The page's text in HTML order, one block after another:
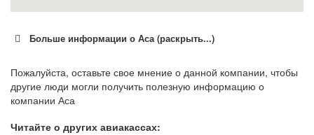
Больше информации о Аса (раскрыть...)
Пожалуйста, оставьте свое мнение о данной компании, чтобы
другие люди могли получить полезную информацию о
компании Аса
Читайте о других авиакассах: